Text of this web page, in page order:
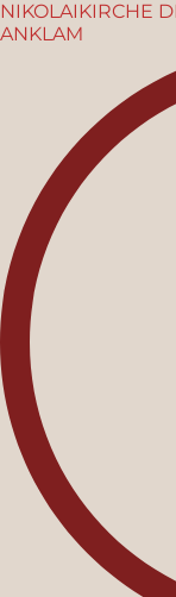
NIKOLAIKIRCHE
ANKLAM